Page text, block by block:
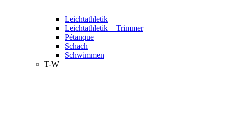
Leichtathletik
Leichtathletik – Trimmer
Pétanque
Schach
Schwimmen
T-W